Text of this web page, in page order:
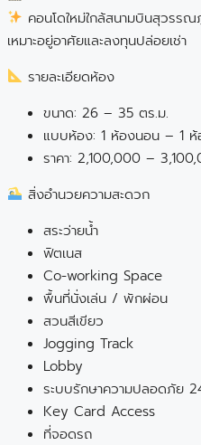
คอนโดใหม่ใกล้สนามบินสุวรร
เหมาะอยู่อาศัยและลงทุนปล่อยเช่า
รายละเอียดห้อง
ขนาด: 26 – 35 ตร.ม.
แบบห้อง: 1 ห้องนอน – 1
ราคา: 2,100,000 –
สิ่งอำนวยความสะดวก
สระว่ายน้ำ
ฟิตเนส
Co-working Space
พื้นที่นั่งเล่น / พักผ่อน
สวนสีเขียว
Jogging Track
Lobby
ระบบรักษาความปลอดภัย
Key Card Access
ที่จอดรถ